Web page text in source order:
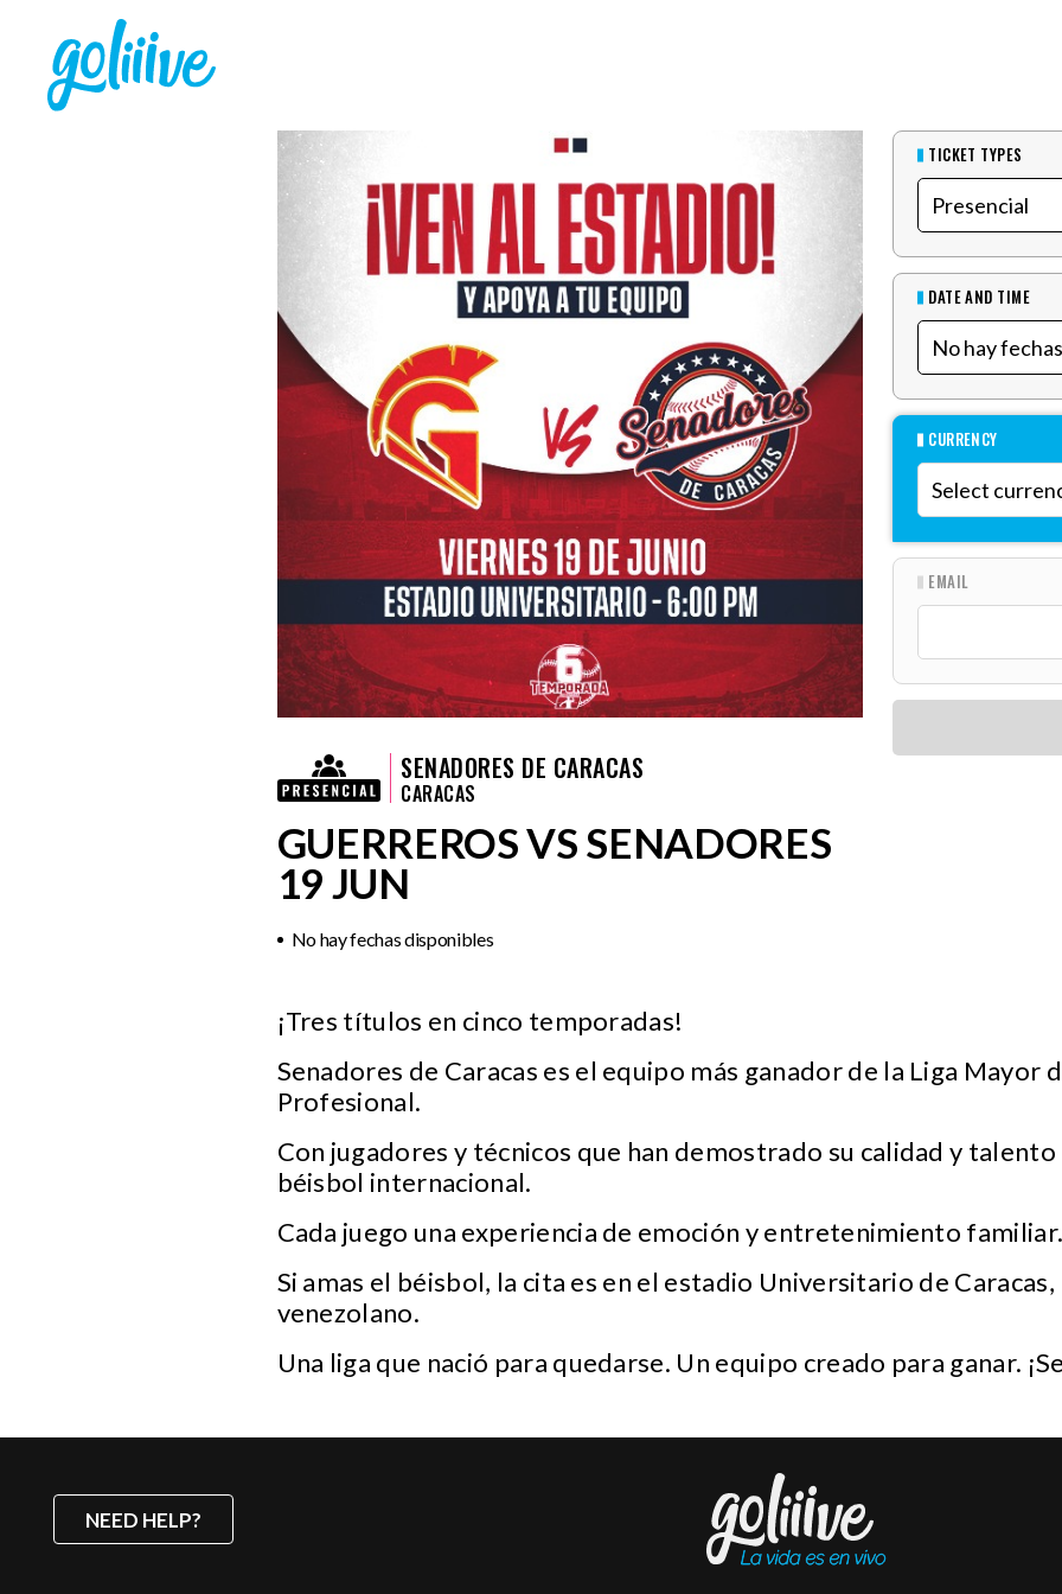
SENADORES DE CARACAS
CARACAS
GUERREROS VS SENADORES
19 JUN
No hay fechas disponibles
TICKET TYPES
DATE AND TIME
CURRENCY
EMAIL
¡Tres títulos en cinco temporadas!
Senadores de Caracas es el equipo más ganador de la Liga Mayor
Profesional.
Con jugadores y técnicos que han demostrado su calidad y talento
béisbol internacional.
Cada juego una experiencia de emoción y entretenimiento
Si amas el béisbol, la cita es en el estadio Universitario de
venezolano.
Una liga que nació para quedarse. Un equipo creado para ganar.
NEED HELP?